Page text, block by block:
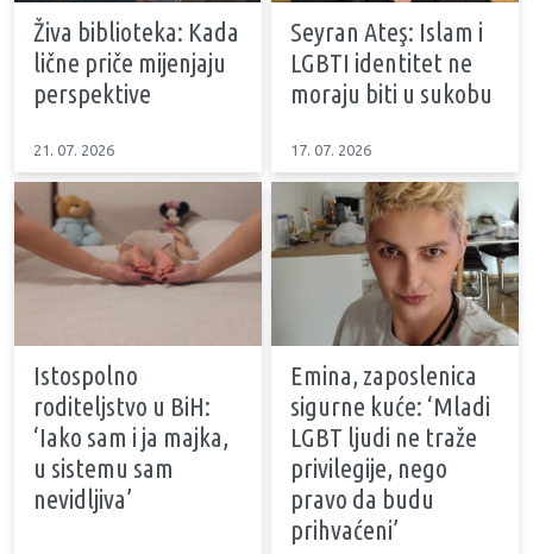
Živa biblioteka: Kada
lične priče mijenjaju
perspektive
21. 07. 2026
Seyran Ateş: Islam i
LGBTI identitet ne
moraju biti u sukobu
17. 07. 2026
Istospolno
roditeljstvo u BiH:
‘Iako sam i ja majka,
u sistemu sam
nevidljiva’
Emina, zaposlenica
sigurne kuće: ‘Mladi
LGBT ljudi ne traže
privilegije, nego
pravo da budu
prihvaćeni’